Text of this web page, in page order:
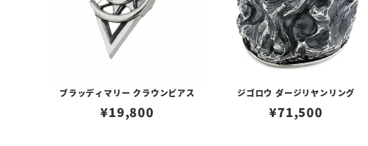
ブラッディマリー クラウンピアス
¥19,800
ジゴロウ ダージリヤンリング
¥71,500